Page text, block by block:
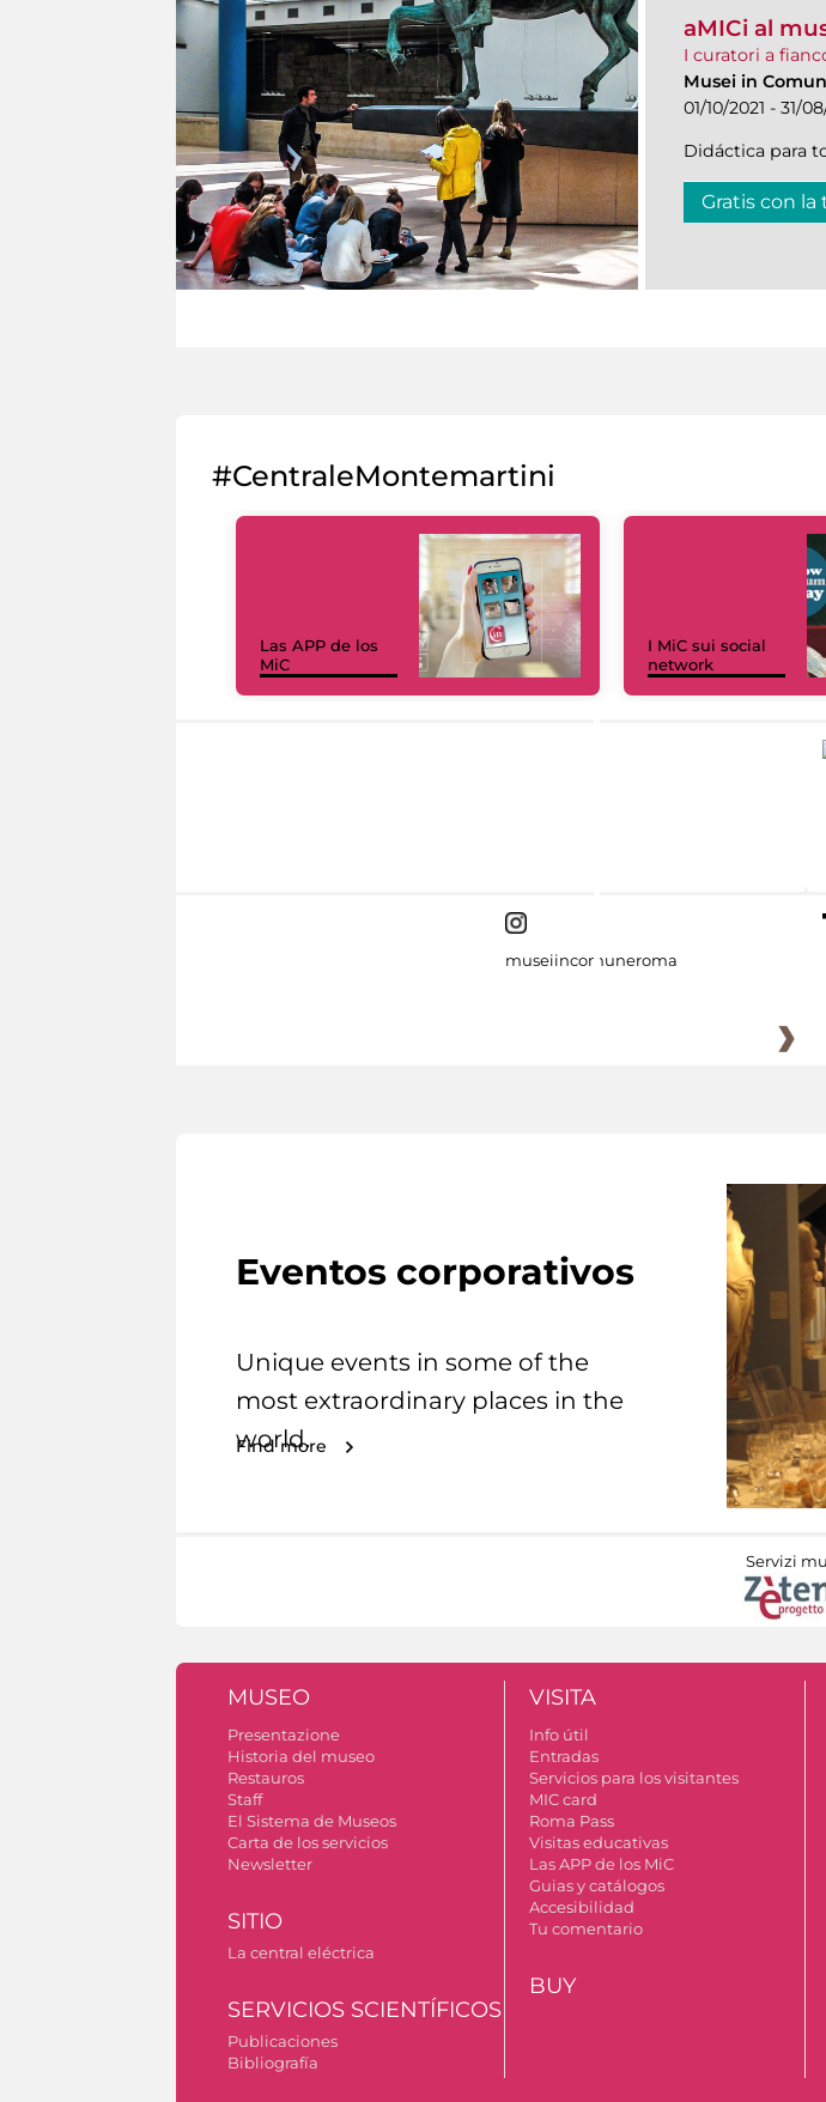
aMICi al
I curatori a
Musei in
01/10/2021 - 31/
Didáctica para
Gratis con la
#CentraleMontemartini
Las APP de los
MiC
I MiC sui social
network
museiincomuneroma
Eventos corporativos
Unique events in some of the
most extraordinary places in the
world.
Find more
Servizi
MUSEO
Presentazione
Historia del museo
Restauros
Staff
El Sistema de Museos
Carta de los servicios
Newsletter
SITIO
La central eléctrica
SERVICIOS SCIENTÍFICOS
Publicaciones
Bibliografía
VISITA
Info útil
Entradas
Servicios para los visitantes
MIC card
Roma Pass
Visitas educativas
Las APP de los MiC
Guias y catálogos
Accesibilidad
Tu comentario
BUY